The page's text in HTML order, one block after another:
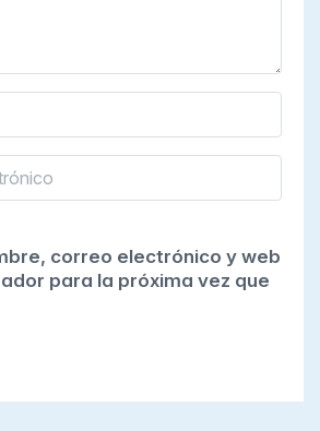
correo electrónico y web
para la próxima vez que